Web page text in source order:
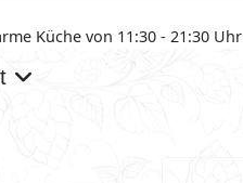
Küche von 11:30 - 21:30 Uhr